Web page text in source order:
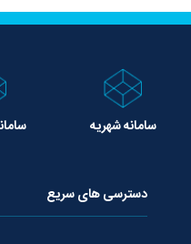
سامانه شهریه
دسترسی های سریع